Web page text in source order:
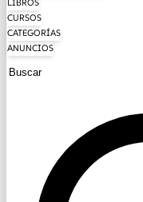
CURSOS
CATEGORÍAS
ANUNCIOS